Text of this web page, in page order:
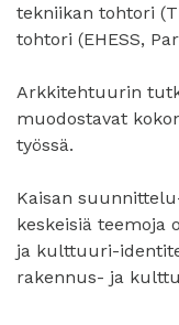
tekniikan tohtori
tohtori (EHESS,
Arkkitehtuurin
muodostavat
työssä.
Kaisan
keskeisiä teemoja
ja kulttuuri-
rakennus- ja